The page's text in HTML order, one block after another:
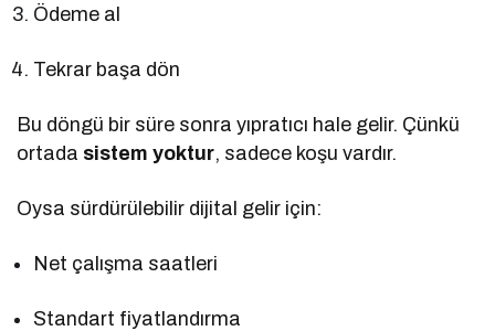
Ödeme al
Tekrar başa dön
Bu döngü bir süre sonra yıpratıcı hale gelir. Çünkü
ortada sistem yoktur, sadece koşu vardır.
Oysa sürdürülebilir dijital gelir için:
Net çalışma saatleri
Standart fiyatlandırma